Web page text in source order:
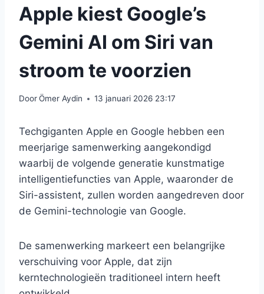
Apple kiest Google’s
Gemini AI om Siri van
stroom te voorzien
DoorÖmer Aydin 13 januari 2026 23:17
Techgiganten Apple en Google hebben een
meerjarige samenwerking aangekondigd
waarbij de volgende generatie kunstmatige
intelligentiefuncties van Apple, waaronder de
Siri-assistent, zullen worden aangedreven door
de Gemini-technologie van Google.
De samenwerking markeert een belangrijke
verschuiving voor Apple, dat zijn
kerntechnologieën traditioneel intern heeft